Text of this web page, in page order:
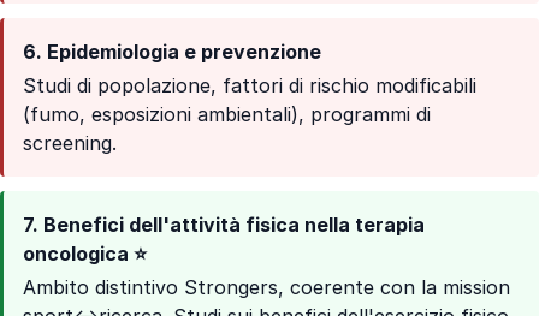
6. Epidemiologia e prevenzione
Studi di popolazione, fattori di rischio modificabili
(fumo, esposizioni ambientali), programmi di
screening.
7. Benefici dell'attività fisica nella terapia
oncologica ⭐
Ambito distintivo Strongers, coerente con la mission